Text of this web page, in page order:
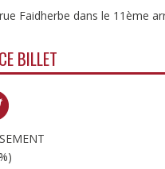
Faidherbe dans le 11ème
BILLET
)